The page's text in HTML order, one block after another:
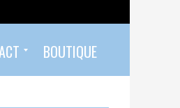
BOUTIQUE